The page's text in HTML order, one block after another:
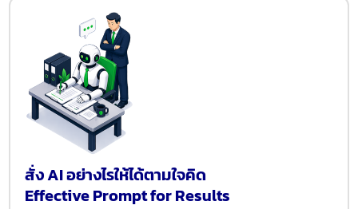
สั่ง AI อย่างไรให้ได้ตามใจคิด
Effective Prompt for Results